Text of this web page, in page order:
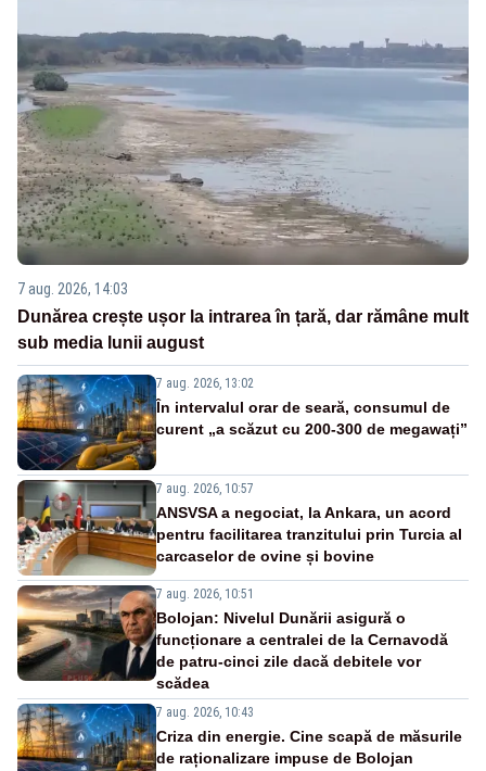
7 aug. 2026, 14:03
Dunărea crește ușor la intrarea în țară, dar rămâne mult
sub media lunii august
7 aug. 2026, 13:02
În intervalul orar de seară, consumul de
curent „a scăzut cu 200-300 de megawați”
7 aug. 2026, 10:57
ANSVSA a negociat, la Ankara, un acord
pentru facilitarea tranzitului prin Turcia al
carcaselor de ovine și bovine
7 aug. 2026, 10:51
Bolojan: Nivelul Dunării asigură o
funcționare a centralei de la Cernavodă
de patru-cinci zile dacă debitele vor
scădea
7 aug. 2026, 10:43
Criza din energie. Cine scapă de măsurile
de raționalizare impuse de Bolojan